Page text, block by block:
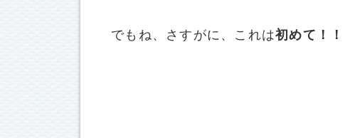
でもね、さすがに、これは初めて！！